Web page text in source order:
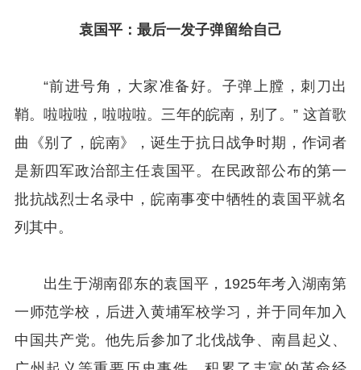
袁国平：最后一发子弹留给自己
“前进号角，大家准备好。子弹上膛，刺刀出
鞘。啦啦啦，啦啦啦。三年的皖南，别了。” 这首歌
曲《别了，皖南》，诞生于抗日战争时期，作词者
是新四军政治部主任袁国平。在民政部公布的第一
批抗战烈士名录中，皖南事变中牺牲的袁国平就名
列其中。
出生于湖南邵东的袁国平，1925年考入湖南第
一师范学校，后进入黄埔军校学习，并于同年加入
中国共产党。他先后参加了北伐战争、南昌起义、